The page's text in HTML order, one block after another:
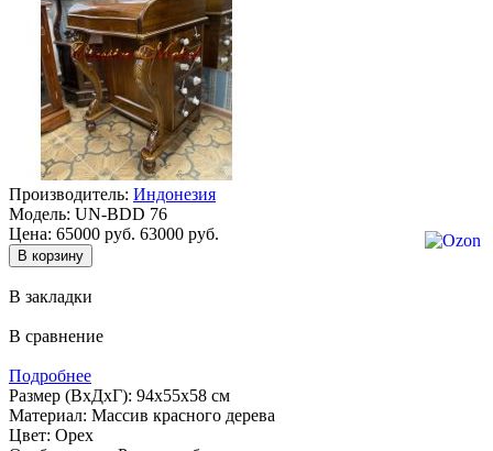
Производитель: Индонезия
Модель: UN-BDD 76
Цена: 65000 руб. 63000 руб.
В закладки
В сравнение
Подробнее
Размер (ВхДхГ): 94х55х58 см
Материал: Массив красного дерева
Цвет: Орех